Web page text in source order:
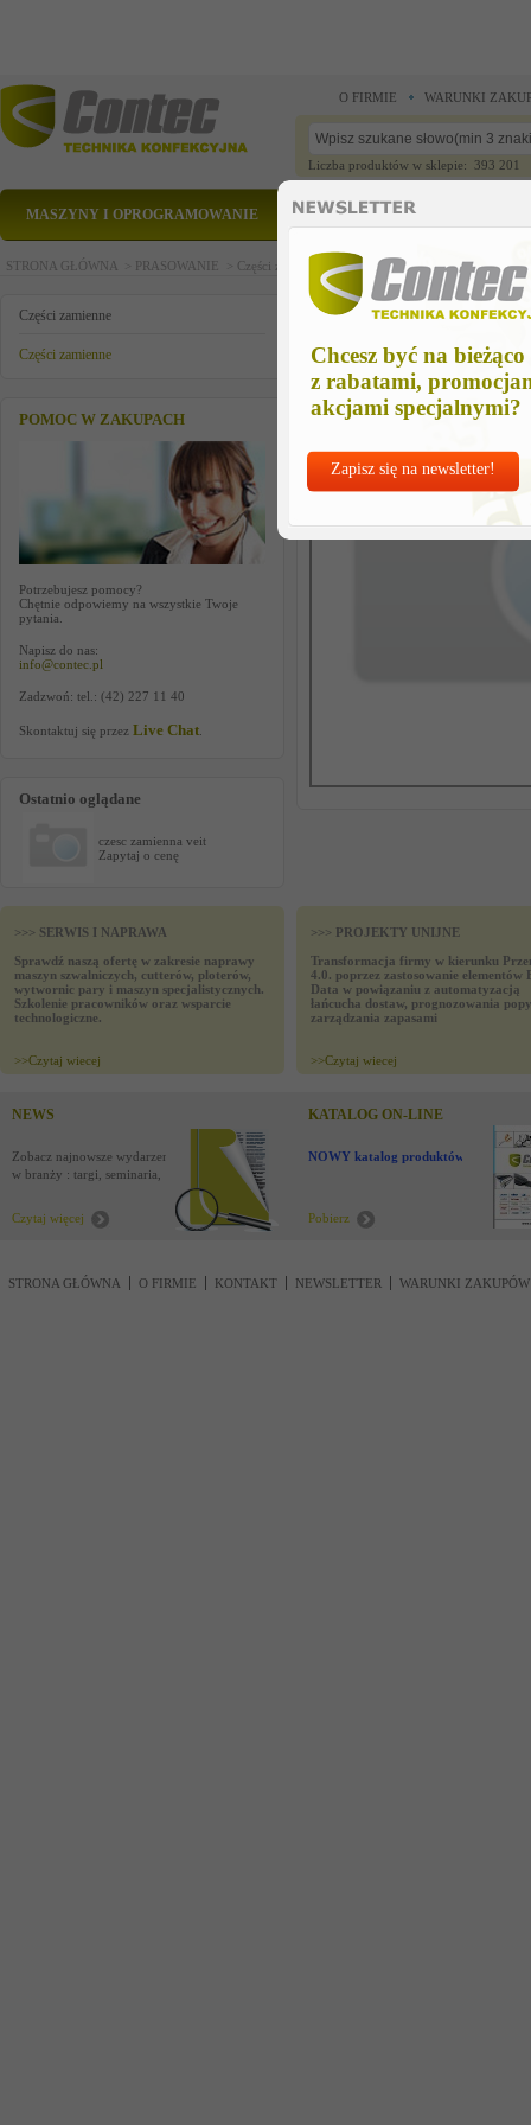
Chcesz być na bieżąco
z rabatami,
akcjami specjalnymi?
Zapisz się na newsletter!
O FIRMIE WARUNKI
Liczba produktów w sklepie: 393 201
MASZYNY I OPROGRAMOWANIE CZĘŚCI ZAMIENNE
STRONA GŁÓWNA > PRASOWANIE > Części zamienne >Części zamienne > czesc
Części zamienne
Części zamienne
POMOC W ZAKUPACH
Potrzebujesz pomocy?
Chętnie odpowiemy na wszystkie Twoje
pytania.
Napisz do nas:
info@contec.pl
Zadzwoń: tel.: (42) 227 11 40
Skontaktuj się przez Live Chat
Ostatnio oglądane
czesc zamienna veit
Zapytaj o cenę
czesc zamienna veit
>>> SERWIS I NAPRAWA
Sprawdź naszą ofertę w zakresie naprawy
maszyn szwalniczych, cutterów, ploterów,
wytwornic pary i maszyn specjalistycznych.
Szkolenie pracowników oraz wsparcie
technologiczne.
>>Czytaj wiecej
>>> PROJEKTY UNIJNE
Transformacja firmy w kierunku
4.0. poprzez zastosowanie elementów
Data w powiązaniu z automatyzacją
łańcucha dostaw, prognozowania
zarządzania zapasami
>>Czytaj wiecej
NEWS
Zobacz najnowsze wydarzenia
w branży : targi, seminaria,
Czytaj więcej
KATALOG ON-LINE
NOWY katalog produktów !
Pobierz
STRONA GŁÓWNA O FIRMIE KONTAKT NEWSLETTER WARUNKI ZAKUPÓW